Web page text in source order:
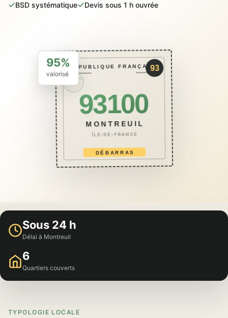
BSD systématique
Devis sous 1 h ouvrée
RÉPUBLIQUE FRANÇAISE
93100
MONTREUIL
ÎLE-DE-FRANCE
DÉBARRAS
PACKCAVE
ÉCO · BSD
93
95%
valorisé
Sous 24 h
Délai à Montreuil
6
Quartiers couverts
TYPOLOGIE LOCALE